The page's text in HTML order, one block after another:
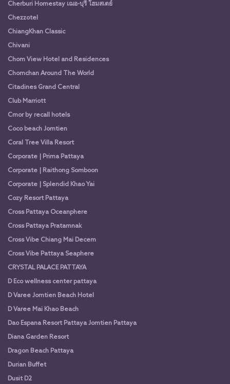
Cherburi Homestay เฌอ-บุรี โฮมสเตย์
Chezzotel
ChiangKhan Classic
Chivani
Chom View Hotel and Residences
Chomchan Around The World
Citadines Grand Central
Club Marriott
Cmor by recall hotels
Coco beach Jomtien
Coral Tree Villa Resort
Corporate | Prima Pattaya
Corporate | Raithong Somboon
Corporate | Splendid Khao Yai
Cozy Resort Pattaya
Cross Pattaya Oceanphere
Cross Pattaya Pratamnak
Cross Vibe Chiang Mai Decem
Cross Vibe Pattaya Seaphere
CRYSTAL PALACE PATTAYA
D Eco wellness center pattaya
D Varee Jomtien Beach Hotel
D Varee Mai Khao Beach
Dao Espana Resort Pattaya Jomtien Pattaya
Diana Garden Resort
Dragon Beach Pattaya
Durian Buffet
Dusit D2